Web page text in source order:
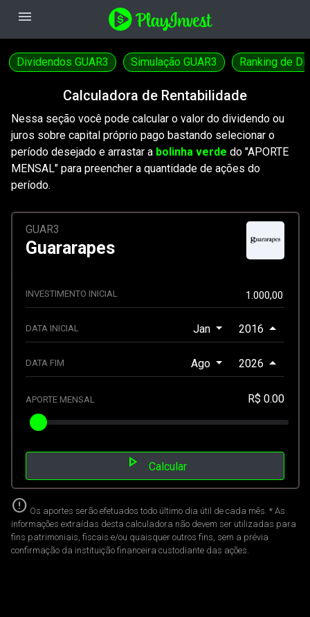
menu
Dividendos GUAR3 Simulação GUAR3 Ranking de
Calculadora de Rentabilidade
Nessa seção você pode calcular o valor do dividendo ou
juros sobre capital próprio pago bastando selecionar o
período desejado e arrastar a bolinha verde do "APORTE
MENSAL" para preencher a quantidade de ações do
período.
GUAR3
Guararapes
INVESTIMENTO INICIAL
DATA INICIAL 2016
Jan
DATA FIM 2026
Ago
APORTE MENSAL R$ 0.00
play_arrow Calcular
error Os aportes serão efetuados todo último dia útil de cada mês. * As
informações extraídas desta calculadora não devem ser utilizadas para
fins patrimoniais, fiscais e/ou quaisquer outros fins, sem a prévia
confirmação da instituição financeira custodiante das ações.